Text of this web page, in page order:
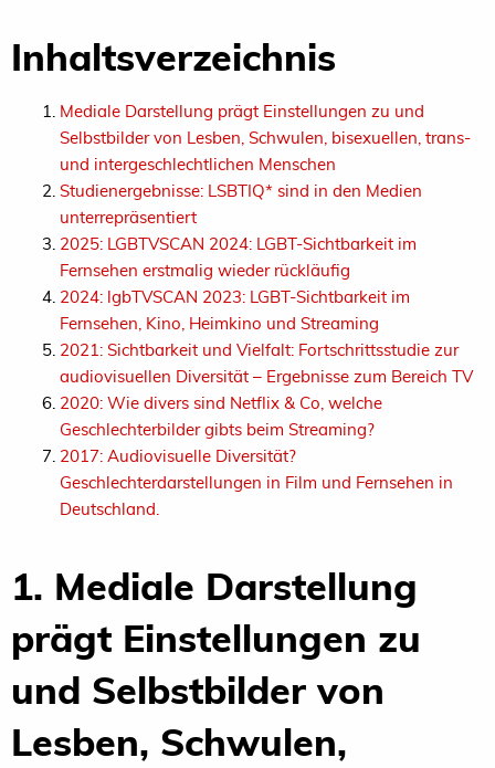
Inhaltsverzeichnis
Mediale Darstellung prägt Einstellungen zu und
Selbstbilder von Lesben, Schwulen, bisexuellen, trans-
und intergeschlechtlichen Menschen
Studienergebnisse: LSBTIQ* sind in den Medien
unterrepräsentiert
2025: LGBTVSCAN 2024: LGBT-Sichtbarkeit im
Fernsehen erstmalig wieder rückläufig
2024: lgbTVSCAN 2023: LGBT-Sichtbarkeit im
Fernsehen, Kino, Heimkino und Streaming
2021: Sichtbarkeit und Vielfalt: Fortschrittsstudie zur
audiovisuellen Diversität – Ergebnisse zum Bereich TV
2020: Wie divers sind Netflix & Co, welche
Geschlechterbilder gibts beim Streaming?
2017: Audiovisuelle Diversität?
Geschlechterdarstellungen in Film und Fernsehen in
Deutschland.
1. Mediale Darstellung
prägt Einstellungen zu
und Selbstbilder von
Lesben, Schwulen,